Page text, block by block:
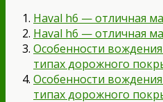
Haval h6 — отличная
Haval h6 — отличная
Особенности
типах дорожного
Особенности
типах дорожного